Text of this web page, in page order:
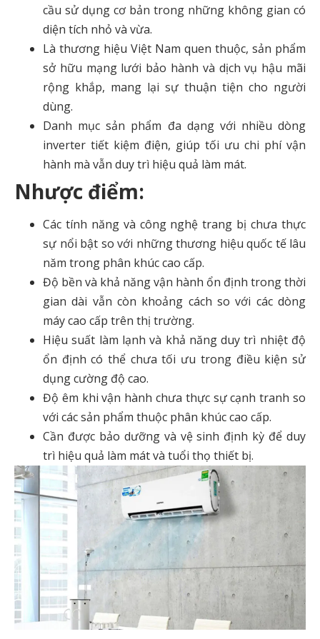
cầu sử dụng cơ bản trong những không gian có
diện tích nhỏ và vừa.
Là thương hiệu Việt Nam quen thuộc, sản phẩm
sở hữu mạng lưới bảo hành và dịch vụ hậu mãi
rộng khắp, mang lại sự thuận tiện cho người
dùng.
Danh mục sản phẩm đa dạng với nhiều dòng
inverter tiết kiệm điện, giúp tối ưu chi phí vận
hành mà vẫn duy trì hiệu quả làm mát.
Nhược điểm:
Các tính năng và công nghệ trang bị chưa thực
sự nổi bật so với những thương hiệu quốc tế lâu
năm trong phân khúc cao cấp.
Độ bền và khả năng vận hành ổn định trong thời
gian dài vẫn còn khoảng cách so với các dòng
máy cao cấp trên thị trường.
Hiệu suất làm lạnh và khả năng duy trì nhiệt độ
ổn định có thể chưa tối ưu trong điều kiện sử
dụng cường độ cao.
Độ êm khi vận hành chưa thực sự cạnh tranh so
với các sản phẩm thuộc phân khúc cao cấp.
Cần được bảo dưỡng và vệ sinh định kỳ để duy
trì hiệu quả làm mát và tuổi thọ thiết bị.